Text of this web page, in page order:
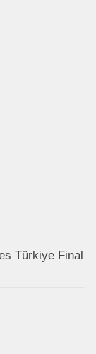
Türkiye Final